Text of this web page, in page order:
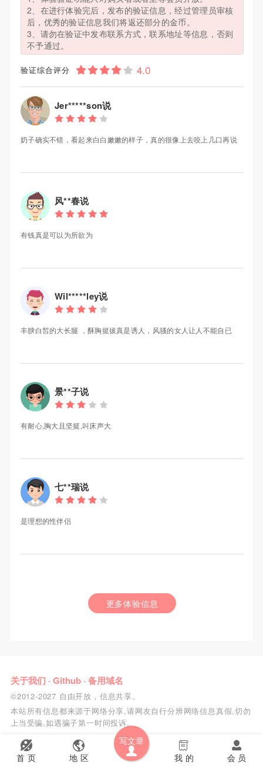
首 页 地 区
写文章
会 员
我 的
2、在进行体验完后，发布的验证信息，经过管理员审核
后，优秀的验证信息我们将返还部分的金币。
3、请勿在验证中发布联系方式，联系地址等信息，否则
不予通过。
验证综合评分
Jer*****son说
奶子确实不错，看起来白白嫩嫩的样子，真的很像上去咬上几口再说
风**春说
有钱真是可以为所欲为
Wil*****ley说
丰腴白皙的大长腿 ，酥胸挺拔真是诱人，风骚的女人让人不能自已
景**子说
有耐心,胸大且坚挺,叫床声大
七**瑞说
是理想的性伴侣
更多体验信息
关于我们 · Github· 备用域名
©2012-2027 自由开放，信息共享。
本站所有信息都来源于网络分享,请网友自行分辨网络信息真假,切勿
上当受骗,如遇骗子第一时间投诉.